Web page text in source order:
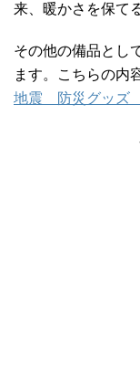
来、暖かさを保て
その他の備品とし
ます。こちらの内
地震 防災グッズ